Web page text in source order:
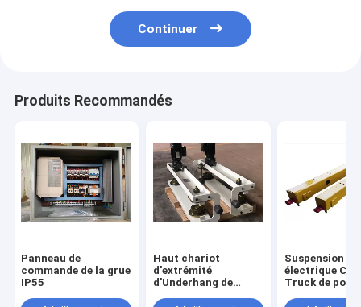
Continuer
Produits Recommandés
Panneau de
commande de la grue
IP55
Haut chariot
d'extrémité
d'Underhang de
Suspension
électrique
Truck de